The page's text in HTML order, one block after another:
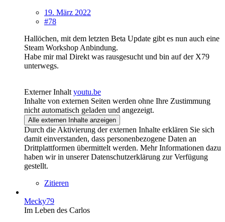
19. März 2022
#78
Hallöchen, mit dem letzten Beta Update gibt es nun auch eine
Steam Workshop Anbindung.
Habe mir mal Direkt was rausgesucht und bin auf der X79
unterwegs.
Externer Inhalt youtu.be
Inhalte von externen Seiten werden ohne Ihre Zustimmung
nicht automatisch geladen und angezeigt.
Alle externen Inhalte anzeigen
Durch die Aktivierung der externen Inhalte erklären Sie sich
damit einverstanden, dass personenbezogene Daten an
Drittplattformen übermittelt werden. Mehr Informationen dazu
haben wir in unserer Datenschutzerklärung zur Verfügung
gestellt.
Zitieren
Mecky79
Im Leben des Carlos